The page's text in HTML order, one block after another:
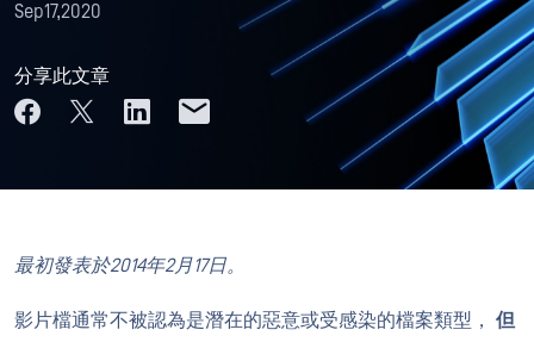
Sep17,2020
分享此文章
最初發表於2014年2月17日。
影片檔通常不被認為是潛在的惡意或受感染的檔案類型， 但